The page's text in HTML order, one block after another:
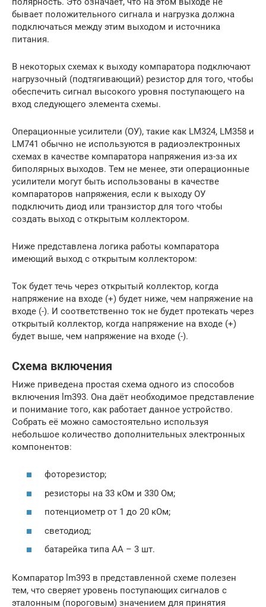
бывает положительного сигнала и нагрузка должна
подключаться между этим выходом и источника
питания.
В некоторых схемах к выходу компаратора подключают
нагрузочный (подтягивающий) резистор для того, чтобы
обеспечить сигнал высокого уровня поступающего на
вход следующего элемента схемы.
Операционные усилители (ОУ), такие как LM324, LM358 и
LM741 обычно не используются в радиоэлектронных
схемах в качестве компаратора напряжения из-за их
биполярных выходов. Тем не менее, эти операционные
усилители могут быть использованы в качестве
компараторов напряжения, если к выходу ОУ
подключить диод или транзистор для того чтобы
создать выход с открытым коллектором.
Ниже представлена логика работы компаратора
имеющий выход с открытым коллектором:
Ток будет течь через открытый коллектор, когда
напряжение на входе (+) будет ниже, чем напряжение на
входе (-). И соответственно ток не будет протекать через
открытый коллектор, когда напряжение на входе (+)
будет выше, чем напряжение на входе (-).
Схема включения
Ниже приведена простая схема одного из способов
включения lm393. Она даёт необходимое представление
и понимание того, как работает данное устройство.
Собрать её можно самостоятельно используя
небольшое количество дополнительных электронных
компонентов:
фоторезистор;
резисторы на 33 кОм и 330 Ом;
потенциометр от 1 до 20 кОм;
светодиод;
батарейка типа АА – 3 шт.
Компаратор lm393 в представленной схеме полезен
тем, что сверяет уровень поступающих сигналов с
эталонным (пороговым) значением для принятия